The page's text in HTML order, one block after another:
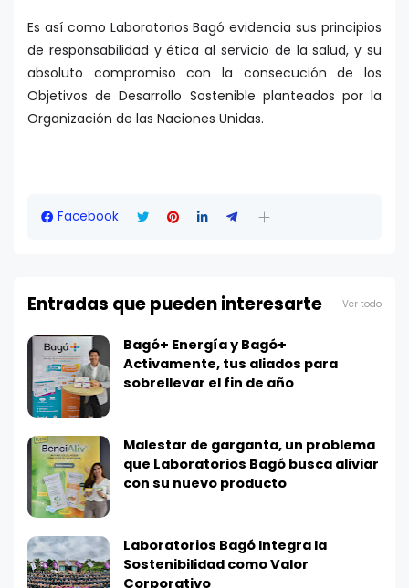
Es así como Laboratorios Bagó evidencia sus principios
de responsabilidad y ética al servicio de la salud, y su
absoluto compromiso con la consecución de los
Objetivos de Desarrollo Sostenible planteados por la
Organización de las Naciones Unidas.
Facebook
Entradas que pueden interesarte Ver todo
Bagó+ Energía y Bagó+
Activamente, tus aliados para
sobrellevar el fin de año
Malestar de garganta, un problema
que Laboratorios Bagó busca aliviar
con su nuevo producto
Laboratorios Bagó Integra la
Sostenibilidad como Valor
Corporativo